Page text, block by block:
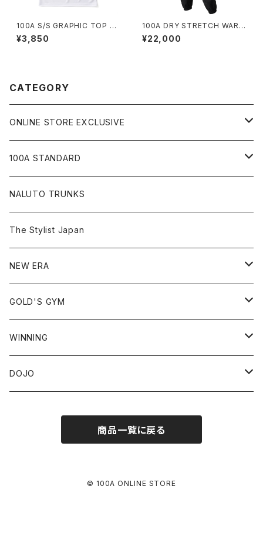
100A S/S GRAPHIC TOP *T
ype-A
¥3,850
100A DRY STRETCH WARM
UP PANTS
¥22,000
CATEGORY
ONLINE STORE EXCLUSIVE
JIU-JITSU Gi ART EXHIBITION
SHOW UP!
100A STANDARD
キャップ
Tシャツ
ショートスリーブ
ロングスリーブ
シャツ
アウター
スウェット
フーディ
ジャージ
ラッシュガード
NALUTO TRUNKS
The Stylist Japan
NEW ERA
59FIFTY
9FIFTY
39THIRTY
GOLD'S GYM
Tシャツ
ショートスリーブ
スウェット
WINNING
ヘッドギア
DOJO
商品一覧に戻る
© 100A ONLINE STORE